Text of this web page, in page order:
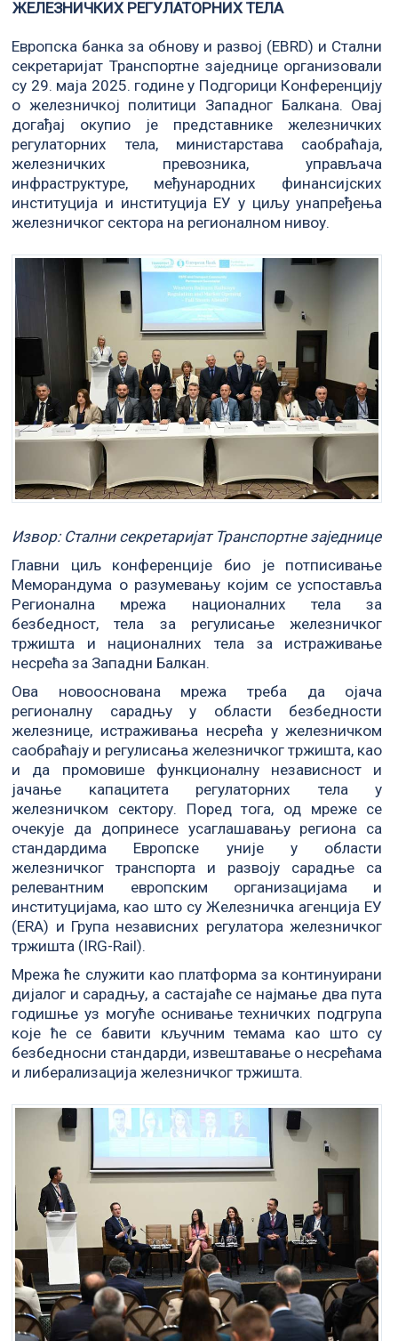
ЖЕЛЕЗНИЧКИХ РЕГУЛАТОРНИХ ТЕЛА
Европска банка за обнову и развој (EBRD) и Стални
секретаријат Транспортне заједнице организовали
су 29. маја 2025. године у Подгорици Конференцију
о железничкој политици Западног Балкана. Овај
догађај окупио је представнике железничких
регулаторних тела, министарстава саобраћаја,
железничких превозника, управљача
инфраструктуре, међународних финансијских
институција и институција ЕУ у циљу унапређења
железничког сектора на регионалном нивоу.
Извор: Стални секретаријат Транспортне заједнице
Главни циљ конференције био је потписивање
Меморандума о разумевању којим се успоставља
Регионална мрежа националних тела за
безбедност, тела за регулисање железничког
тржишта и националних тела за истраживање
несрећа за Западни Балкан.
Ова новооснована мрежа треба да ојача
регионалну сарадњу у области безбедности
железнице, истраживања несрећа у железничком
саобраћају и регулисања железничког тржишта, као
и да промовише функционалну независност и
јачање капацитета регулаторних тела у
железничком сектору. Поред тога, од мреже се
очекује да допринесе усаглашавању региона са
стандардима Европске уније у области
железничког транспорта и развоју сарадње са
релевантним европским организацијама и
институцијама, као што су Железничка агенција ЕУ
(ERA) и Група независних регулатора железничког
тржишта (IRG-Rail).
Мрежа ће служити као платформа за континуирани
дијалог и сарадњу, а састајаће се најмање два пута
годишње уз могуће оснивање техничких подгрупа
које ће се бавити кључним темама као што су
безбедносни стандарди, извештавање о несрећама
и либерализација железничког тржишта.